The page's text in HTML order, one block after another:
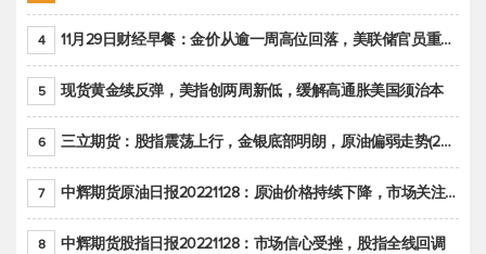
4 11月29日财经早餐：金价从逾一周高位回落，美联储官员重申鹰派立场推动美元回升
5 现货黄金续反弹，美指创两周新低，缓解高通胀美国须治本
6 三立期货：股指震荡上行，金银底部明朗，原油偏弱走势(20221128收评)
7 中辉期货原油日报20221128：原油价格持续下降，市场关注OPEC+新一轮产能政策
8 中辉期货股指日报20221128：市场信心受挫，股指全线回调